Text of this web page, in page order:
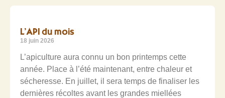
L’API du mois
18 juin 2026
L’apiculture aura connu un bon printemps cette
année. Place à l’été maintenant, entre chaleur et
sécheresse. En juillet, il sera temps de finaliser les
dernières récoltes avant les grandes miellées